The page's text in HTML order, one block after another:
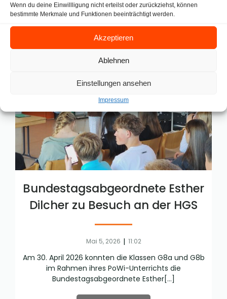
Wenn du deine Einwillligung nicht erteilst oder zurückziehst, können
bestimmte Merkmale und Funktionen beeinträchtigt werden.
Akzeptieren
Ablehnen
Einstellungen ansehen
Impressum
Bundestagsabgeordnete Esther
Dilcher zu Besuch an der HGS
Mai 5, 2026 | 11:02
Am 30. April 2026 konnten die Klassen G8a und G8b
im Rahmen ihres PoWi-Unterrichts die
Bundestagsabgeordnete Esther[…]